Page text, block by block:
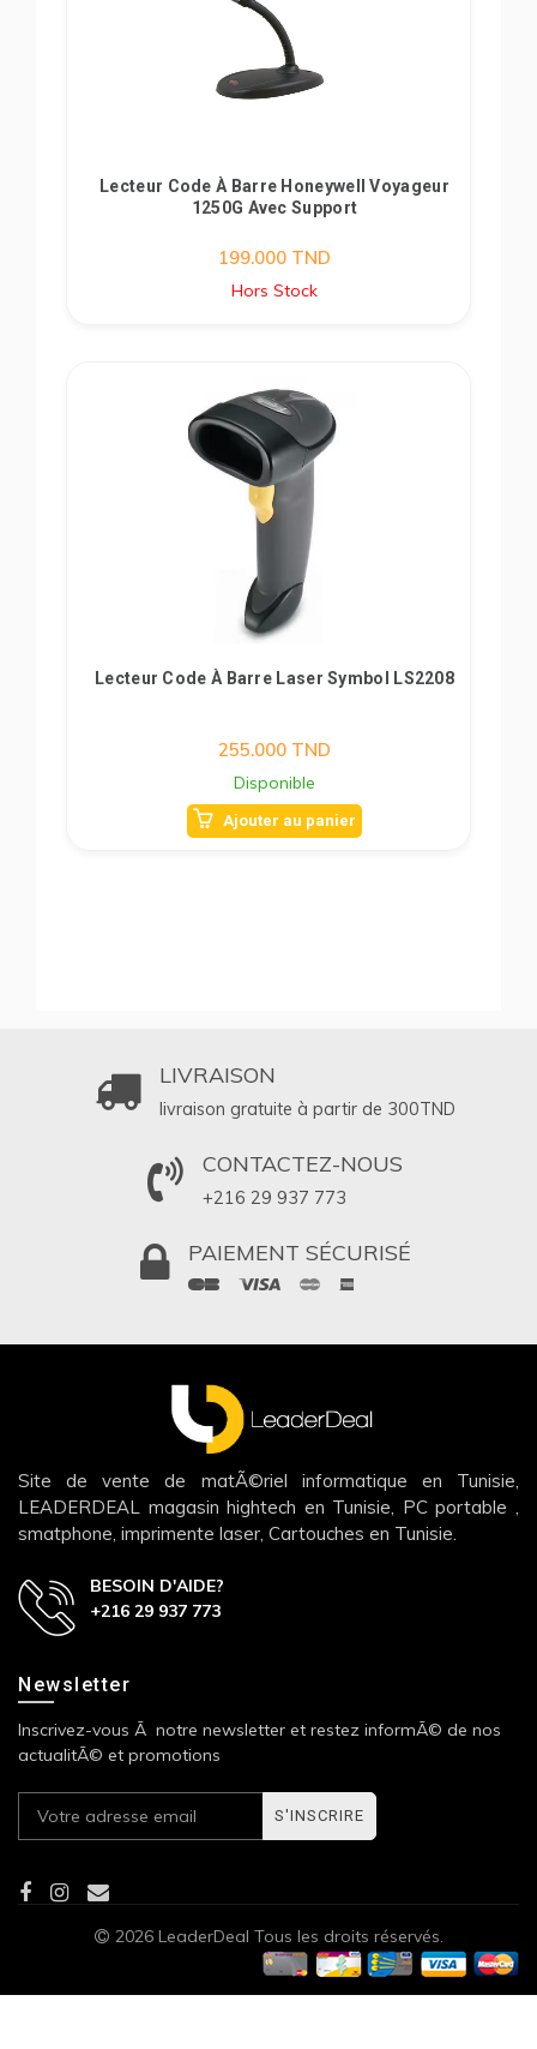
Lecteur Code À Barre Honeywell Voyageur
1250G Avec Support
199.000 TND
Hors Stock
Lecteur Code À Barre Laser Symbol LS2208
255.000 TND
Disponible
Ajouter au panier
LIVRAISON
livraison gratuite à partir de 300TND
CONTACTEZ-NOUS
+216 29 937 773
PAIEMENT SÉCURISÉ
Site de vente de matÃ©riel informatique en Tunisie,
LEADERDEAL magasin hightech en Tunisie, PC portable ,
smatphone, imprimente laser, Cartouches en Tunisie.
BESOIN D'AIDE?
+216 29 937 773
Newsletter
Inscrivez-vous Ã notre newsletter et restez informÃ© de nos
actualitÃ© et promotions
S'INSCRIRE
2026 LeaderDeal Tous les droits réservés.